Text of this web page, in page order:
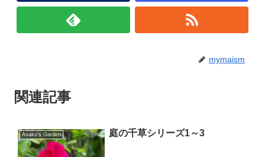
mymaism
関連記事
Asako's Garden 庭の千草シリーズ1～3